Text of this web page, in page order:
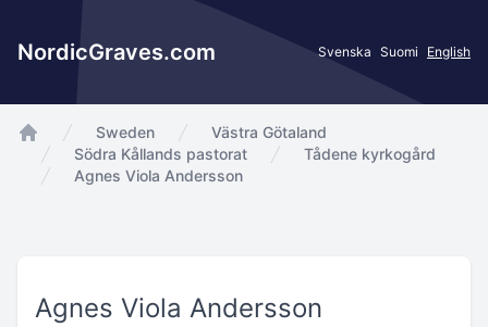
NordicGraves.com Svenska Suomi English
app.Start
Sweden
Västra Götaland
Södra Kållands pastorat
Tådene kyrkogård
Agnes Viola Andersson
Agnes Viola Andersson